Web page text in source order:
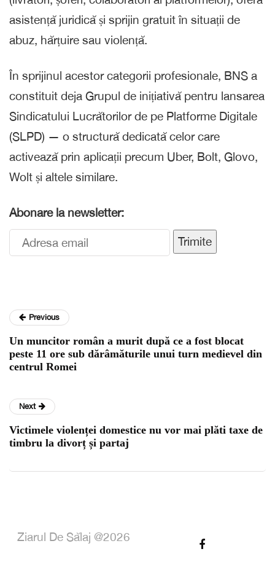
asistență juridică și sprijin gratuit în situații de
abuz, hărțuire sau violență.
În sprijinul acestor categorii profesionale, BNS a
constituit deja Grupul de inițiativă pentru lansarea
Sindicatului Lucrătorilor de pe Platforme Digitale
(SLPD) — o structură dedicată celor care
activează prin aplicații precum Uber, Bolt, Glovo,
Wolt și altele similare.
Abonare la newsletter:
Trimite
Previous
Un muncitor român a murit după ce a fost blocat
peste 11 ore sub dărâmăturile unui turn medievel din
centrul Romei
Next
Victimele violenței domestice nu vor mai plăti taxe de
timbru la divorț și partaj
Ziarul De Sălaj @2026